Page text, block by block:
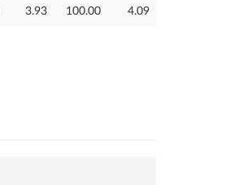
3.93 100.00 4.09